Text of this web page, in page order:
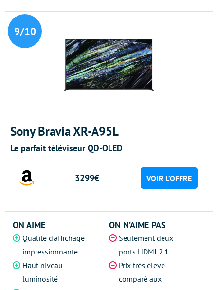
9/10
Sony Bravia XR-A95L
Le parfait téléviseur QD-OLED
3299€ VOIR L’OFFRE
ON AIME
Qualité d’affichage
impressionnante
Haut niveau
luminosité
ON N’AIME PAS
Seulement deux
ports HDMI 2.1
Prix très élevé
comparé aux